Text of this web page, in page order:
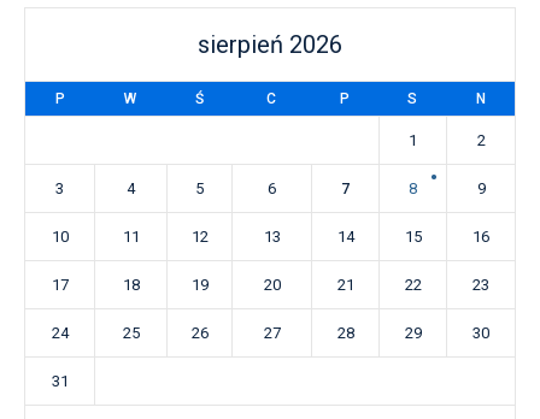
sierpień 2026
P W Ś C P S N
1 2
3 4 5 6 7 8 9
10 11 12 13 14 15 16
17 18 19 20 21 22 23
24 25 26 27 28 29 30
31